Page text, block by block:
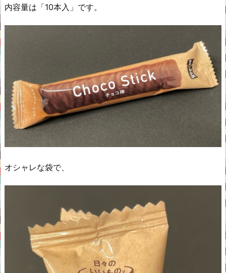
内容量は「10本入」です。
オシャレな袋で、